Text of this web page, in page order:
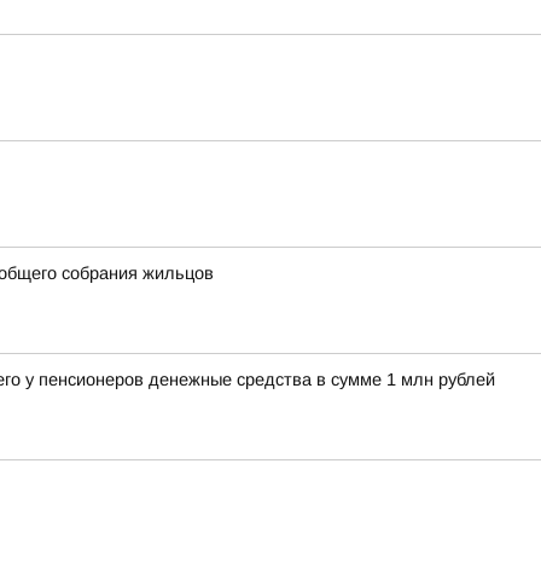
собрания жильцов
у пенсионеров денежные средства в сумме 1 млн рублей